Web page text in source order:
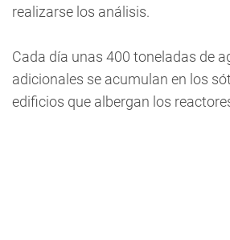
realizarse los análisis.
Cada día unas 400 toneladas de
adicionales se acumulan en los
edificios que albergan los